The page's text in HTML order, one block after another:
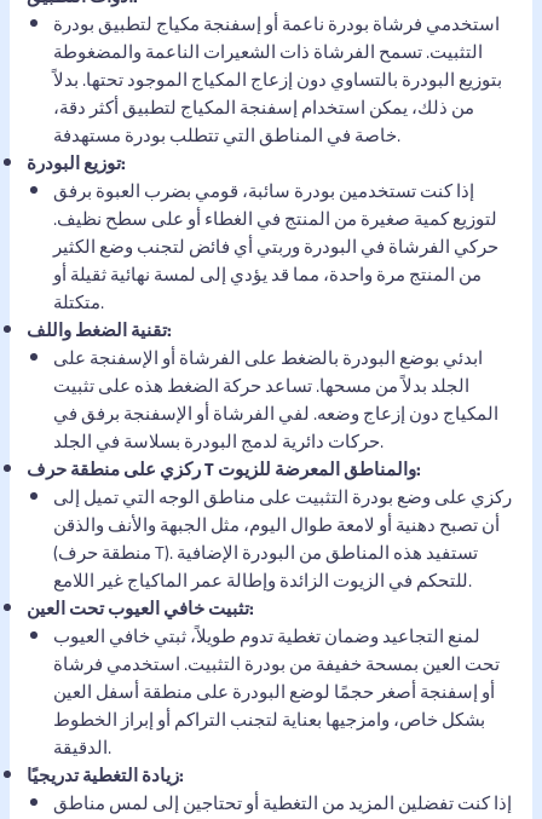
استخدمي فرشاة بودرة ناعمة أو إسفنجة مكياج لتطبيق بودرة
التثبيت. تسمح الفرشاة ذات الشعيرات الناعمة والمضغوطة
بتوزيع البودرة بالتساوي دون إزعاج المكياج الموجود تحتها. بدلاً
من ذلك، يمكن استخدام إسفنجة المكياج لتطبيق أكثر دقة،
خاصة في المناطق التي تتطلب بودرة مستهدفة.
توزيع البودرة:
إذا كنت تستخدمين بودرة سائبة، قومي بضرب العبوة برفق
لتوزيع كمية صغيرة من المنتج في الغطاء أو على سطح نظيف.
حركي الفرشاة في البودرة وربتي أي فائض لتجنب وضع الكثير
من المنتج مرة واحدة، مما قد يؤدي إلى لمسة نهائية ثقيلة أو
متكتلة.
تقنية الضغط واللف:
ابدئي بوضع البودرة بالضغط على الفرشاة أو الإسفنجة على
الجلد بدلاً من مسحها. تساعد حركة الضغط هذه على تثبيت
المكياج دون إزعاج وضعه. لفي الفرشاة أو الإسفنجة برفق في
حركات دائرية لدمج البودرة بسلاسة في الجلد.
ركزي على منطقة حرف T والمناطق المعرضة للزيوت:
ركزي على وضع بودرة التثبيت على مناطق الوجه التي تميل إلى
أن تصبح دهنية أو لامعة طوال اليوم، مثل الجبهة والأنف والذقن
(منطقة حرف T). تستفيد هذه المناطق من البودرة الإضافية
للتحكم في الزيوت الزائدة وإطالة عمر الماكياج غير اللامع.
تثبيت خافي العيوب تحت العين:
لمنع التجاعيد وضمان تغطية تدوم طويلاً، ثبتي خافي العيوب
تحت العين بمسحة خفيفة من بودرة التثبيت. استخدمي فرشاة
أو إسفنجة أصغر حجمًا لوضع البودرة على منطقة أسفل العين
بشكل خاص، وامزجيها بعناية لتجنب التراكم أو إبراز الخطوط
الدقيقة.
زيادة التغطية تدريجيًا:
إذا كنت تفضلين المزيد من التغطية أو تحتاجين إلى لمس مناطق